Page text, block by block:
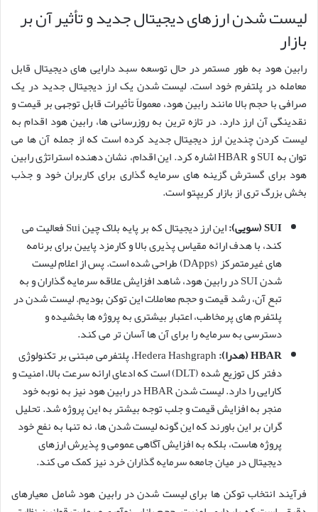
لیست شدن ارزهای دیجیتال جدید و تأثیر آن بر
بازار
رابین هود به طور مستمر در حال توسعه سبد دارایی های دیجیتال قابل
معامله در پلتفرم خود است. لیست شدن یک ارز دیجیتال جدید در یک
صرافی با حجم بالا مانند رابین هود، معمولاً تأثیرات قابل توجهی بر قیمت و
نقدینگی آن ارز دارد. در تازه ترین به روزرسانی ها، رابین هود اقدام به
لیست کردن چندین ارز دیجیتال جدید کرده است که از جمله آن ها می
توان به SUI و HBAR اشاره کرد. این اقدام، نشان دهنده استراتژی رابین
هود برای گسترش گزینه های سرمایه گذاری برای کاربران خود و جذب
بخش بزرگ تری از بازار کریپتو است.
SUI (سویی):
این ارز دیجیتال که بر پایه بلاک چین Sui فعالیت می
کند، با هدف ارائه مقیاس پذیری بالا و کارمزد پایین برای برنامه
های غیرمتمرکز (DApps) طراحی شده است. پس از اعلام لیست
شدن SUI در رابین هود، شاهد افزایش علاقه سرمایه گذاران و به
تبع آن، رشد قیمت و حجم معاملات این توکن بودیم. لیست شدن در
پلتفرم های پرمخاطب، اعتبار بیشتری به پروژه ها بخشیده و
دسترسی به سرمایه را برای آن ها آسان تر می کند.
HBAR (هدرا):
Hedera Hashgraph، پلتفرمی مبتنی بر تکنولوژی
دفتر کل توزیع شده (DLT) است که ادعای ارائه سرعت بالا، امنیت و
کارایی را دارد. لیست شدن HBAR در رابین هود نیز به نوبه خود
منجر به افزایش قیمت و جلب توجه بیشتر به این پروژه شد. تحلیل
گران بر این باورند که این گونه لیست شدن ها، نه تنها به نفع خود
پروژه هاست، بلکه به افزایش آگاهی عمومی و پذیرش ارزهای
دیجیتال در میان جامعه سرمایه گذاران خرد نیز کمک می کند.
فرآیند انتخاب توکن ها برای لیست شدن در رابین هود شامل معیارهای